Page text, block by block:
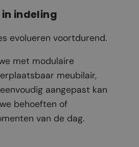
indeling
evolueren voortdurend.
met modulaire
meubilair,
aangepast kan
behoeften of
van de dag.